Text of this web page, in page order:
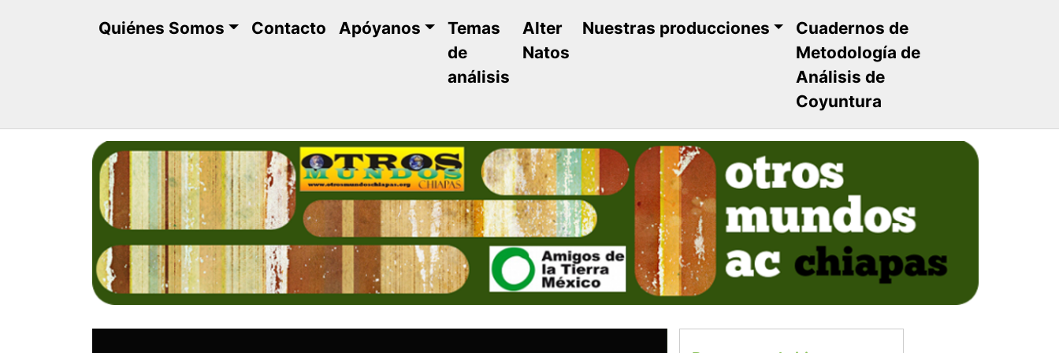
Quiénes Somos Contacto Apóyanos
Temas
de
análisis
Alter
Natos
Nuestras producciones
Cuadernos de
Metodología de
Análisis de
Coyuntura